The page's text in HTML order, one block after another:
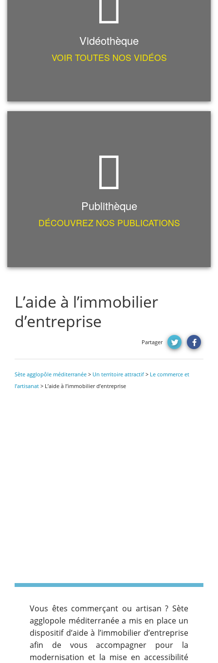
Vidéothèque
VOIR TOUTES NOS VIDÉOS
Publithèque
DÉCOUVREZ NOS PUBLICATIONS
L’aide à l’immobilier
d’entreprise
Partager
Sète agglopôle méditerranée > Un territoire attractif > Le commerce et
l’artisanat > L’aide à l’immobilier d’entreprise
Vous êtes commerçant ou artisan ? Sète
agglopole méditerranée a mis en place un
dispositif d’aide à l’immobilier d’entreprise
afin de vous accompagner pour la
modernisation et la mise en accessibilité